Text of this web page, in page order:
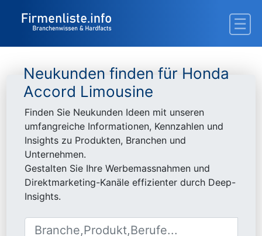
Neukunden finden für Honda
Accord Limousine
Finden Sie Neukunden Ideen mit unseren
umfangreiche Informationen, Kennzahlen und
Insights zu Produkten, Branchen und
Unternehmen.
Gestalten Sie Ihre Werbemassnahmen und
Direktmarketing-Kanäle effizienter durch Deep-
Insights.